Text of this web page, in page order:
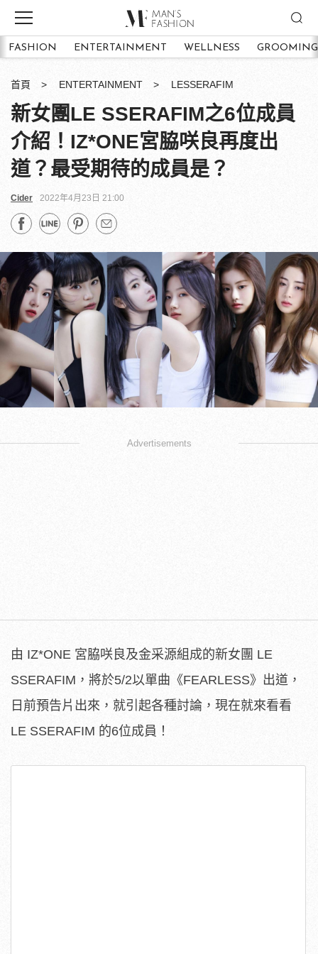
FASHION ENTERTAINMENT WELLNESS GROOMING
首頁 ENTERTAINMENT LESSERAFIM
新女團LE SSERAFIM之6位成員
介紹！IZ*ONE宮脇咲良再度出
道？最受期待的成員是？
Cider 2022年4月23日 21:00
Advertisements
由 IZ*ONE 宮脇咲良及金采源組成的新女團 LE
SSERAFIM，將於5/2以單曲《FEARLESS》出道，
日前預告片出來，就引起各種討論，現在就來看看
LE SSERAFIM 的6位成員！